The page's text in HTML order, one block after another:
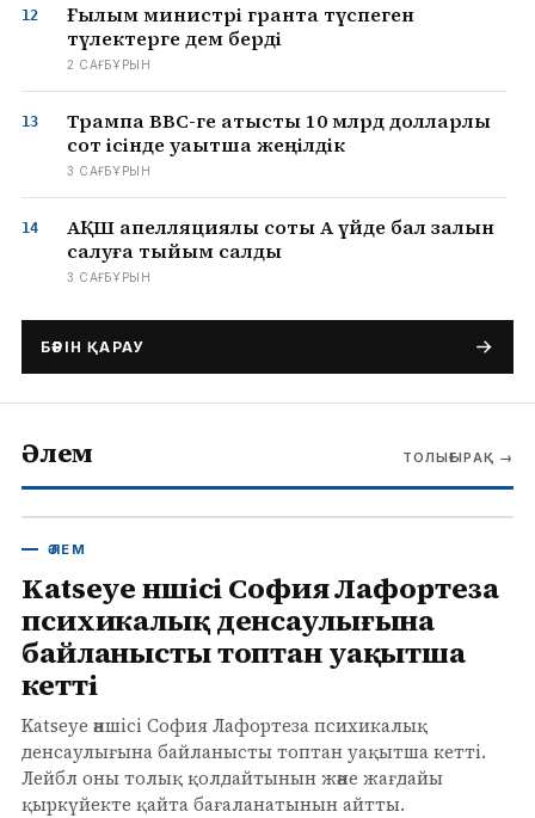
Ғылым министрі грантқа түспеген
түлектерге дем берді
2 САҒ БҰРЫН
Трампқа BBC-ге қатысты 10 млрд долларлық
сот ісінде уақытша жеңілдік
3 САҒ БҰРЫН
АҚШ апелляциялық соты Ақ үйде бал залын
салуға тыйым салды
3 САҒ БҰРЫН
БӘРІН ҚАРАУ
Әлем ТОЛЫҒЫРАҚ →
ӘЛЕМ
Katseye әншісі София Лафортеза
психикалық денсаулығына
байланысты топтан уақытша
кетті
Katseye әншісі София Лафортеза психикалық
денсаулығына байланысты топтан уақытша кетті.
Лейбл оны толық қолдайтынын және жағдайы
қыркүйекте қайта бағаланатынын айтты.